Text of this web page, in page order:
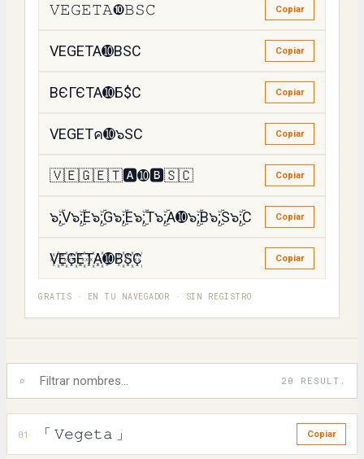
𝚅𝙴𝙶𝙴𝚃𝙰➓𝙱𝚂𝙲 Copiar
VEGETA➓BSC Copiar
ВЄГЄТА➓Б$С Copiar
VEGETค➓๖SC Copiar
🇻🇪🇬🇪🇹🅰️➓🅱️🇸🇨 Copiar
๖ۣۜ;V๖ۣۜ;E๖ۣۜ;G๖ۣۜ;E๖ۣۜ;T๖ۣۜ;A➓๖ۣۜ;B๖ۣۜ;S๖ۣۜ;C Copiar
V꙰E꙰G꙰E꙰T꙰A꙰➓B꙰S꙰C꙰ Copiar
GRATIS · EN TU NAVEGADOR · SIN REGISTRO
⌕ 20 RESULT.
01 「 𝚅𝚎𝚐𝚎𝚝𝚊 」 Copiar